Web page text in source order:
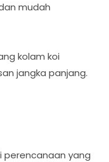
mudah
kolam koi
jangka panjang.
perencanaan yang